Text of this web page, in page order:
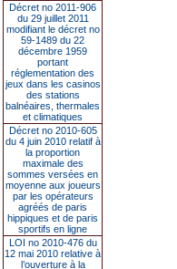
Décret no 2011-906
du 29 juillet 2011
modifiant le décret no
59-1489 du 22
décembre 1959
portant
réglementation des
jeux dans les casinos
des stations
balnéaires, thermales
et climatiques
Décret no 2010-605
du 4 juin 2010 relatif à
la proportion
maximale des
sommes versées en
moyenne aux joueurs
par les opérateurs
agréés de paris
hippiques et de paris
sportifs en ligne
LOI no 2010-476 du
12 mai 2010 relative à
l’ouverture à la